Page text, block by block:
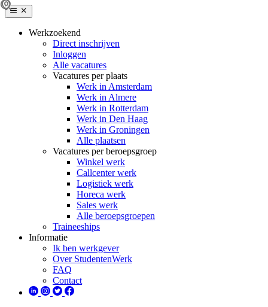
Werkzoekend
Direct inschrijven
Inloggen
Alle vacatures
Vacatures per plaats
Werk in Amsterdam
Werk in Almere
Werk in Rotterdam
Werk in Den Haag
Werk in Groningen
Alle plaatsen
Vacatures per beroepsgroep
Winkel werk
Callcenter werk
Logistiek werk
Horeca werk
Sales werk
Alle beroepsgroepen
Traineeships
Informatie
Ik ben werkgever
Over StudentenWerk
FAQ
Contact